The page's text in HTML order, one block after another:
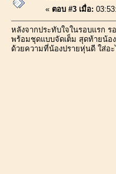
« ตอบ #3 เมื่อ:
หลังจากประทับใจในรอบแรก
พร้อมชุดแบบจัดเต็ม สุดท้ายน้อ
ด้วยความที่น้องปรายหุ่นดี ใส่อะ